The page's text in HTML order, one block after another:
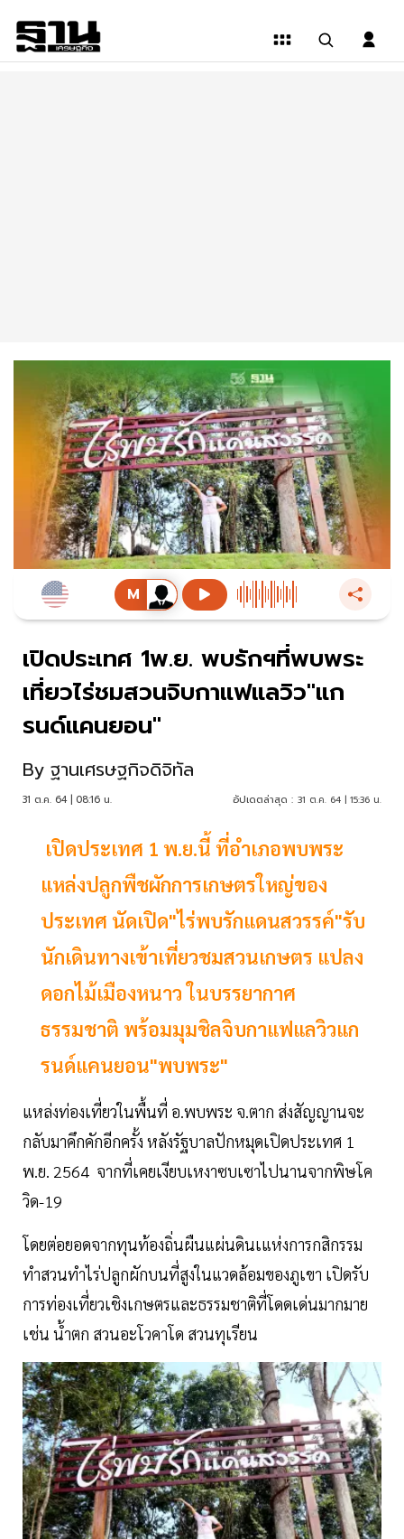
เปิดประเทศ 1พ.ย. พบรักฯที่พบพระ
เที่ยวไร่ชมสวนจิบกาแฟแลวิว"แก
รนด์แคนยอน"
By ฐานเศรษฐกิจดิจิทัล
31 ต.ค. 64 | 08:16 น. อัปเดตล่าสุด : 31 ต.ค. 64 | 15:36 น.
เปิดประเทศ 1 พ.ย.นี้ ที่อำเภอพบพระ
แหล่งปลูกพืชผักการเกษตรใหญ่ของ
ประเทศ นัดเปิด"ไร่พบรักแดนสวรรค์"รับ
นักเดินทางเข้าเที่ยวชมสวนเกษตร แปลง
ดอกไม้เมืองหนาว ในบรรยากาศ
ธรรมชาติ พร้อมมุมชิลจิบกาแฟแลวิวแก
รนด์แคนยอน"พบพระ"
แหล่งท่องเที่ยวในพื้นที่ อ.พบพระ จ.ตาก ส่งสัญญานจะ
กลับมาคึกคักอีกครั้ง หลังรัฐบาลปักหมุดเปิดประเทศ 1
พ.ย. 2564 จากที่เคยเงียบเหงาซบเซาไปนานจากพิษโค
วิด-19
โดยต่อยอดจากทุนท้องถิ่นผืนแผ่นดินเแห่งการกสิกรรม
ทำสวนทำไร่ปลูกผักบนที่สูงในแวดล้อมของภูเขา เปิดรับ
การท่องเที่ยวเชิงเกษตรและธรรมชาติที่โดดเด่นมากมาย
เช่น น้ำตก สวนอะโวคาโด สวนทุเรียน